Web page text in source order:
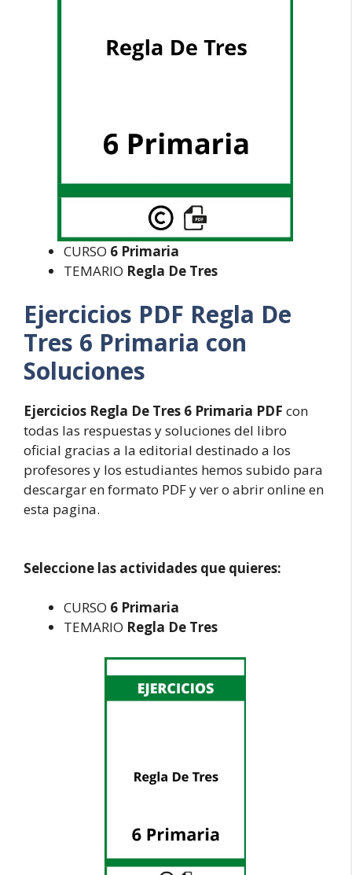
CURSO 6 Primaria
TEMARIO Regla De Tres
Ejercicios PDF Regla De
Tres 6 Primaria con
Soluciones
Ejercicios Regla De Tres 6 Primaria PDF con
todas las respuestas y soluciones del libro
oficial gracias a la editorial destinado a los
profesores y los estudiantes hemos subido para
descargar en formato PDF y ver o abrir online en
esta pagina.
Seleccione las actividades que quieres:
CURSO 6 Primaria
TEMARIO Regla De Tres